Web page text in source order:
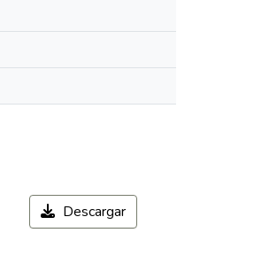
Descargar